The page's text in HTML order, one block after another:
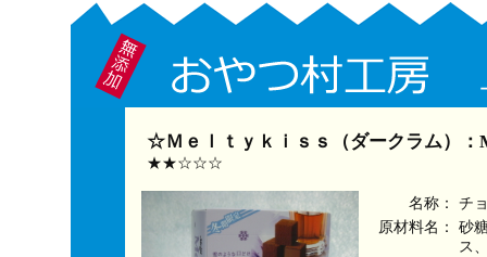
☆Ｍｅｌｔｙｋｉｓｓ（ダークラム）
★★☆☆☆
名称：
チ
原材料名：
砂
ス